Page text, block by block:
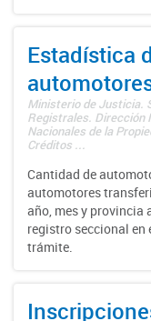
Estadística
Ministerio de Justicia.
Registrales. Dirección
Nacionales de la
Créditos ...
Cantidad de
automotores
año, mes y provincia
registro seccional en
trámite.